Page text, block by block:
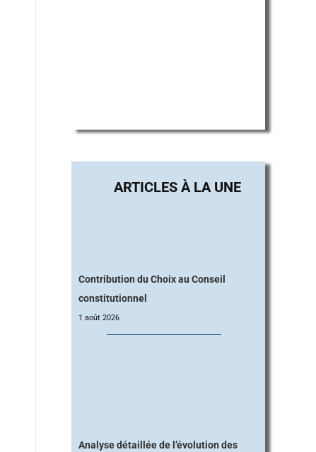
Contribution du Choix au Conseil
constitutionnel
1 août 2026
Analyse détaillée de l’évolution des